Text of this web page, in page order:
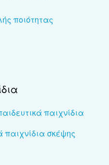
ποιότητας
παιχνίδια
παιχνίδια σκέψης